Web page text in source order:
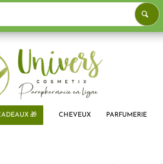
🎁 CHEVEUX PARFUMERIE